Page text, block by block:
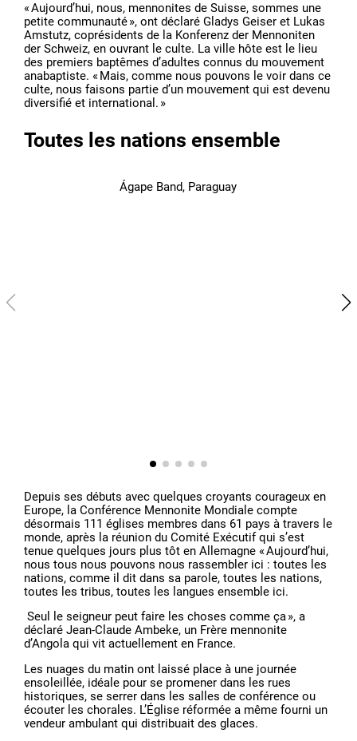
« Aujourd’hui, nous, mennonites de Suisse, sommes une
petite communauté », ont déclaré Gladys Geiser et Lukas
Amstutz, coprésidents de la Konferenz der Mennoniten
der Schweiz, en ouvrant le culte. La ville hôte est le lieu
des premiers baptêmes d’adultes connus du mouvement
anabaptiste. « Mais, comme nous pouvons le voir dans ce
culte, nous faisons partie d’un mouvement qui est devenu
diversifié et international. »
Toutes les nations ensemble
Ágape Band, Paraguay
Depuis ses débuts avec quelques croyants courageux en
Europe, la Conférence Mennonite Mondiale compte
désormais 111 églises membres dans 61 pays à travers le
monde, après la réunion du Comité Exécutif qui s’est
tenue quelques jours plus tôt en Allemagne « Aujourd’hui,
nous tous nous pouvons nous rassembler ici : toutes les
nations, comme il dit dans sa parole, toutes les nations,
toutes les tribus, toutes les langues ensemble ici.
Seul le seigneur peut faire les choses comme ça », a
déclaré Jean-Claude Ambeke, un Frère mennonite
d’Angola qui vit actuellement en France.
Les nuages du matin ont laissé place à une journée
ensoleillée, idéale pour se promener dans les rues
historiques, se serrer dans les salles de conférence ou
écouter les chorales. L’Église réformée a même fourni un
vendeur ambulant qui distribuait des glaces.